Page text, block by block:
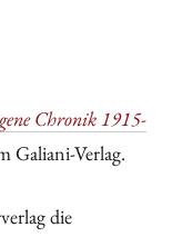
Chronik 1915-
Galiani-Verlag.
die